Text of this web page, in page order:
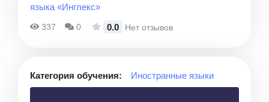
языка «Инглекс»
337 0 0.0 Нет отзывов
Категория обучения: Иностранные языки